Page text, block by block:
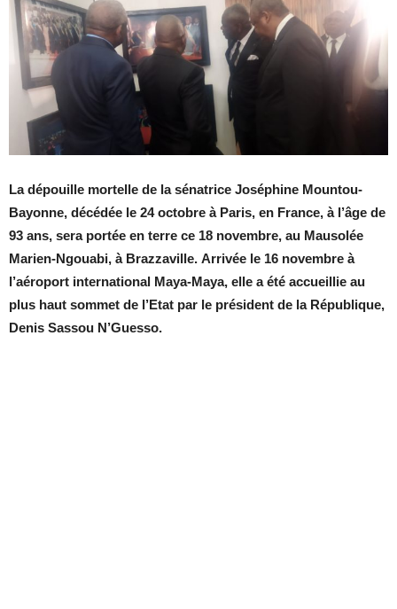
La dépouille mortelle de la sénatrice Joséphine Mountou-
Bayonne, décédée le 24 octobre à Paris, en France, à l’âge de
93 ans, sera portée en terre ce 18 novembre, au Mausolée
Marien-Ngouabi, à Brazzaville. Arrivée le 16 novembre à
l’aéroport international Maya-Maya, elle a été accueillie au
plus haut sommet de l’Etat par le président de la République,
Denis Sassou N’Guesso.